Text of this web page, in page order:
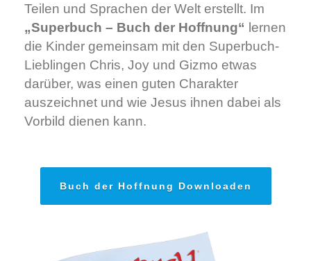
Teilen und Sprachen der Welt erstellt. Im
„Superbuch – Buch der Hoffnung“ lernen
die Kinder gemeinsam mit den Superbuch-
Lieblingen Chris, Joy und Gizmo etwas
darüber, was einen guten Charakter
auszeichnet und wie Jesus ihnen dabei als
Vorbild dienen kann.
Buch der Hoffnung Downloaden